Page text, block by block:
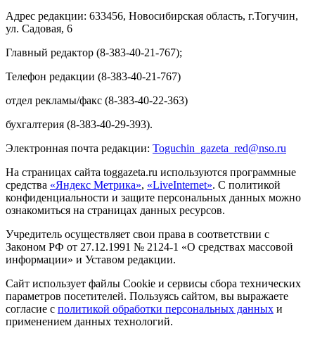
Адрес редакции: 633456, Новосибирская область, г.Тогучин,
ул. Садовая, 6
Главный редактор (8-383-40-21-767);
Телефон редакции (8-383-40-21-767)
отдел рекламы/факс (8-383-40-22-363)
бухгалтерия (8-383-40-29-393).
Электронная почта редакции: Toguchin gazeta red@nso.ru
На страницах сайта toggazeta.ru используются программные
средства «Яндекс Метрика», «LiveInternet». С политикой
конфиденциальности и защите персональных данных можно
ознакомиться на страницах данных ресурсов.
Учредитель осуществляет свои права в соответствии с
Законом РФ от 27.12.1991 № 2124-1 «О средствах массовой
информации» и Уставом редакции.
Сайт использует файлы Cookie и сервисы сбора технических
параметров посетителей. Пользуясь сайтом, вы выражаете
согласие с политикой обработки персональных данных и
применением данных технологий.